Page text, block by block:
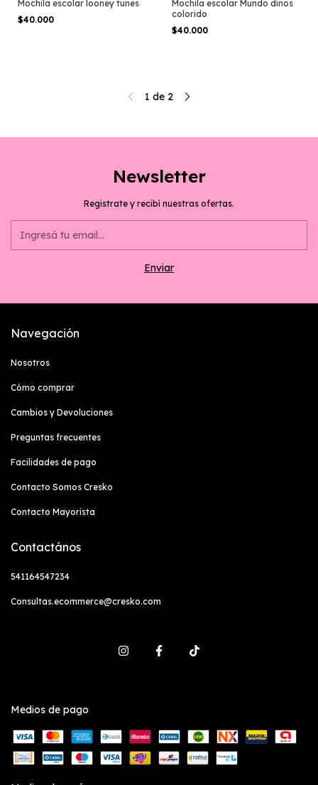
Mochila escolar looney tunes
$40.000
Mochila escolar Mundo dinos
colorido
$40.000
1 de 2
Newsletter
Registrate y recibí nuestras ofertas.
Navegación
Nosotros
Cómo comprar
Cambios y Devoluciones
Preguntas frecuentes
Facilidades de pago
Contacto Somos Cresko
Contacto Mayorista
Contactános
541164547234
Consultas.ecommerce@cresko.com
Medios de pago